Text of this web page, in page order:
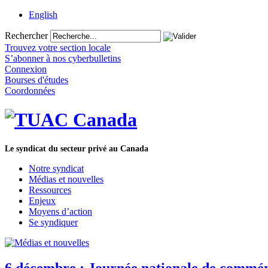
English
Rechercher
Trouvez votre section locale
S’abonner à nos cyberbulletins
Connexion
Bourses d'études
Coordonnées
Le syndicat du secteur privé au Canada
Notre syndicat
Médias et nouvelles
Ressources
Enjeux
Moyens d’action
Se syndiquer